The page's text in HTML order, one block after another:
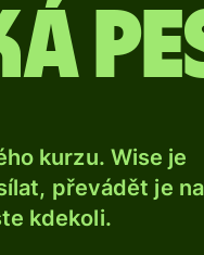
kurzu. Wise je
převádět je na
kdekoli.